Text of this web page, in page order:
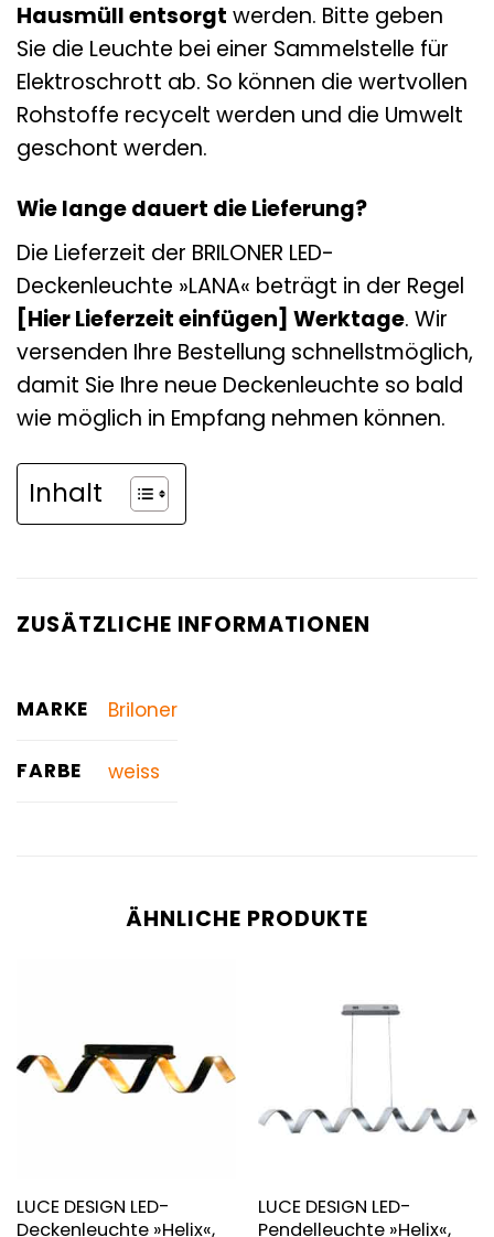
Hausmüll entsorgt werden. Bitte geben
Sie die Leuchte bei einer Sammelstelle für
Elektroschrott ab. So können die wertvollen
Rohstoffe recycelt werden und die Umwelt
geschont werden.
Wie lange dauert die Lieferung?
Die Lieferzeit der BRILONER LED-
Deckenleuchte »LANA« beträgt in der Regel
[Hier Lieferzeit einfügen] Werktage. Wir
versenden Ihre Bestellung schnellstmöglich,
damit Sie Ihre neue Deckenleuchte so bald
wie möglich in Empfang nehmen können.
Inhalt
ZUSÄTZLICHE INFORMATIONEN
MARKE Briloner
FARBE weiss
ÄHNLICHE PRODUKTE
LUCE DESIGN LED-
Deckenleuchte »Helix«,
LUCE DESIGN LED-
Pendelleuchte »Helix«,